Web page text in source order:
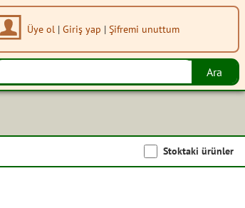
Üye ol | Giriş yap | Şifremi unuttum
Stoktaki ürünler